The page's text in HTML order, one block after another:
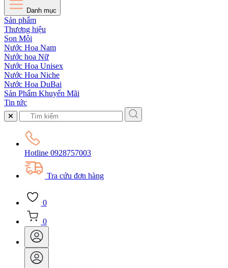
Danh mục
Sản phẩm
Thương hiệu
Son Môi
Nước Hoa Nam
Nước hoa Nữ
Nước Hoa Unisex
Nước Hoa Niche
Nước Hoa DuBai
Sản Phẩm Khuyến Mãi
Tin tức
Hotline 0928757003
Tra cứu đơn hàng
0
0